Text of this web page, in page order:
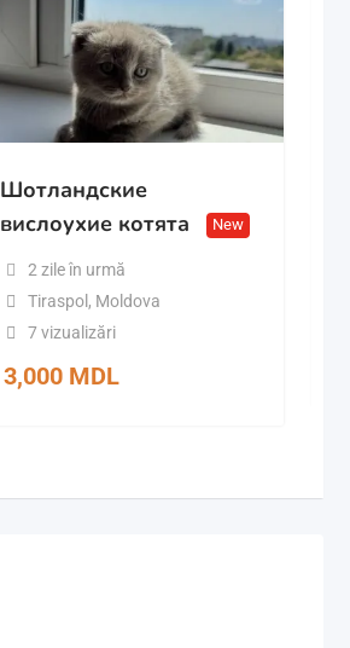
Шотландские
вислоухие котята
New
2 zile în urmă
Tiraspol , Moldova
7 vizualizări
3,000 MDL